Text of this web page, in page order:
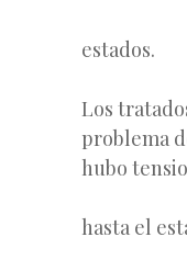
estados.
Los
problema
hubo
hasta el